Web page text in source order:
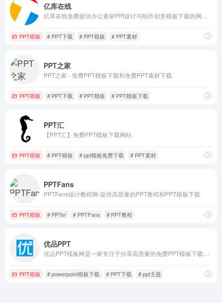
亿库在线
PPT模板 # PPT下载 # PPT模板 # PPT素材
PPT之家
PPT之家 - 免费PPT模板下载和免费PPT素材下载
PPT模板 # PPT下载 # PPT模板 # PPT模板下载
PPT汇
【PPT汇】免费PPT模板下载网站
PPT模板 # PPT模板 # ppt模板免费下载 # PPT素材
PPTFans
PPTFans设计教程网-提供高质量的PPT教程和PPT模板下载
PPT模板 # PPTer # PPTFans # PPT教程
优品PPT
PPT模板 # powerpoint模板下载 # PPT下载 # ppt主题